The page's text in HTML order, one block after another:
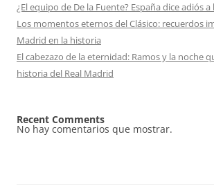
¿El equipo de De la Fuente? España dice adiós
Los momentos eternos del Clásico: recuerdos
Madrid en la historia
El cabezazo de la eternidad: Ramos y la noche
historia del Real Madrid
Recent Comments
No hay comentarios que mostrar.